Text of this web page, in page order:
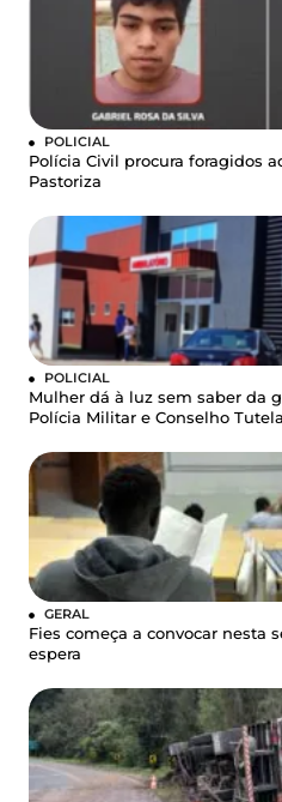
POLICIAL
Polícia Civil procura foragidos
Pastoriza
POLICIAL
Mulher dá à luz sem saber da
Polícia Militar e Conselho
GERAL
Fies começa a convocar nesta
espera